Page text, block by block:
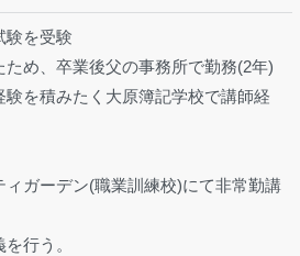
験を受験
め、卒業後父の事務所で勤務(2年)
を積みたく大原簿記学校で講師経
ガーデン(職業訓練校)にて非常勤講
行う。